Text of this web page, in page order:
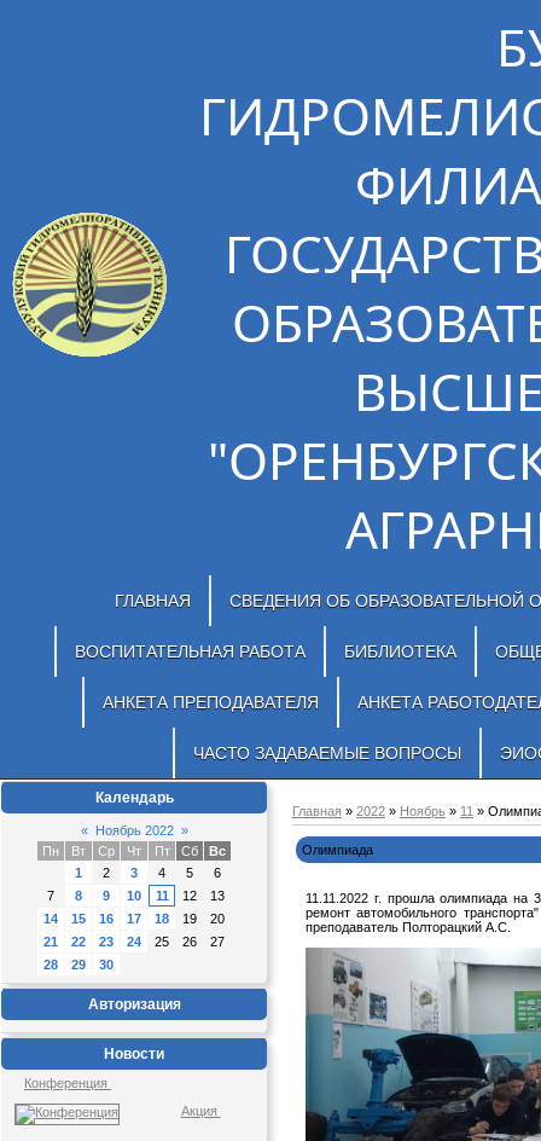
ГЛАВНАЯ СВЕДЕНИЯ ОБ ОБРАЗОВАТЕЛЬНОЙ
ВОСПИТАТЕЛЬНАЯ РАБОТА БИБЛИОТЕКА
АНКЕТА ПРЕПОДАВАТЕЛЯ АНКЕТА
ЧАСТО ЗАДАВАЕМЫЕ ВОПРОСЫ
Календарь
« Ноябрь 2022 »
Пн
Вт Ср Чт Пт Сб
Вс
1
2 3 4 5
6
7
8 9 10 11 12
13
14
15 16 17 18 19
20
21
22 23 24 25 26
27
28
29 30
Авторизация
Новости
Конференция
Акция
Главная » 2022 » Ноябрь » 11 »
Олимпиада
11.11.2022 г. прошла олимпиада на
ремонт автомобильного
преподаватель Полторацкий А.С.